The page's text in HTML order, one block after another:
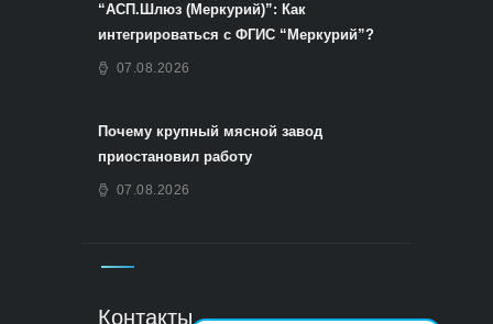
“АСП.Шлюз (Меркурий)”: Как
интегрироваться с ФГИС “Меркурий”?
07.08.2026
Почему крупный мясной завод
приостановил работу
07.08.2026
Контакты